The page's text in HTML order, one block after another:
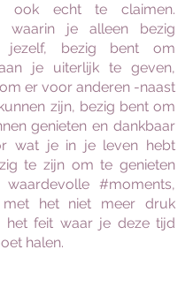
ook echt te claimen.
waarin je alleen bezig
jezelf, bezig bent om
je uiterlijk te geven,
er voor anderen -naast
zijn, bezig bent om
genieten en dankbaar
wat je in je leven hebt
te zijn om te genieten
#moments,
het niet meer druk
het feit waar je deze tijd
halen.